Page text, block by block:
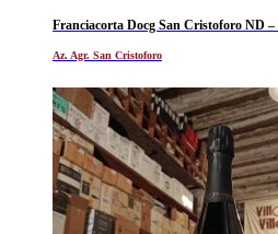
Franciacorta Docg San Cristoforo ND –
Az. Agr. San Cristoforo